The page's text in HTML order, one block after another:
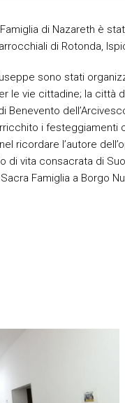
di Nazareth è
di Rotonda,
sono stati
le vie cittadine; la città
Benevento
i festeggiamenti
ricordare l’autore
di vita consacrata di
Famiglia a Borgo